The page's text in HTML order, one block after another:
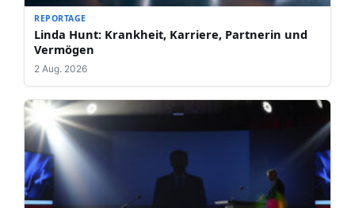
REPORTAGE
Linda Hunt: Krankheit, Karriere, Partnerin und
Vermögen
2 Aug. 2026